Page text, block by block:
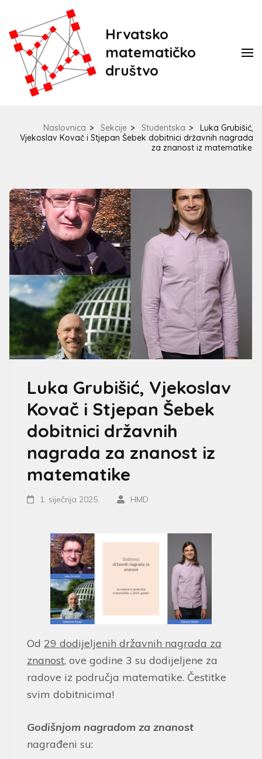
Hrvatsko
matematičko
društvo
Naslovnica > Sekcije > Studentska >
Luka Grubišić,
Vjekoslav Kovač i Stjepan Šebek dobitnici državnih nagrada
za znanost iz matematike
Luka Grubišić, Vjekoslav
Kovač i Stjepan Šebek
dobitnici državnih
nagrada za znanost iz
matematike
1. siječnja 2025. HMD
Od 29 dodijeljenih državnih nagrada za
znanost, ove godine 3 su dodijeljene za
radove iz područja matematike. Čestitke
svim dobitnicima!
Godišnjom nagradom za znanost
nagrađeni su: